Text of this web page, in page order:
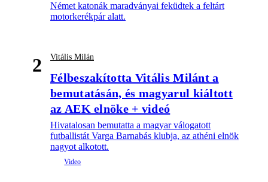
Német katonák maradványai feküdtek a feltárt
motorkerékpár alatt.
2 Vitális Milán
Félbeszakította Vitális Milánt a
bemutatásán, és magyarul kiáltott
az AEK elnöke + videó
Hivatalosan bemutatta a magyar válogatott
futballistát Varga Barnabás klubja, az athéni elnök
nagyot alkotott.